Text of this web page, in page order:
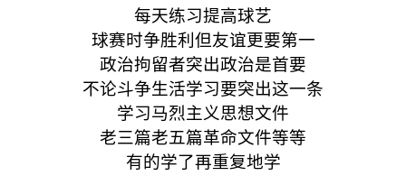
每天练习提高球艺
球赛时争胜利但友谊更要第一
政治拘留者突出政治是首要
不论斗争生活学习要突出这一条
学习马烈主义思想文件
老三篇老五篇革命文件等等
有的学了再重复地学